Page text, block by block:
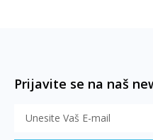
Prijavite se na naš